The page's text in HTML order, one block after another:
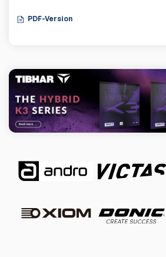
PDF-Version